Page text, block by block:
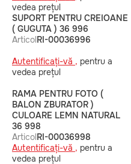
vedea prețul
SUPORT PENTRU CREIOANE
( GUGUTA ) 36 996
ArticolRI-00036996
Autentificați-vă , pentru a
vedea prețul
RAMA PENTRU FOTO (
BALON ZBURATOR )
CULOARE LEMN NATURAL
36 998
ArticolRI-00036998
Autentificați-vă , pentru a
vedea prețul